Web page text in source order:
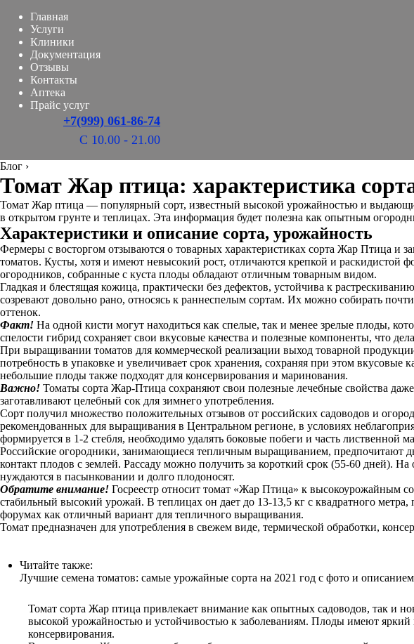
Главная
Услуги
Клиники
Документация
Отзывы
Контакты
Аптека
Прайс услуг
+7(999) 061-86-74
С 10.00 - 21.00
Блог ›
Томат Жар птица: характеристика
Томат Жар птица — популярный сорт, известный высокой урожайностью и
в открытом грунте и теплицах. Эта информация будет полезна как опытным
Характеристики и описание сорта, урожайность
Фермеры с восторгом отзываются о товарных характеристиках сорта Жар Птица и
томатов. Кусты, хотя и имеют невысокий рост, отличаются крепкой и
огородников, собранные с куста плоды обладают отличным товарным видом.
Гладкая и блестящая кожица, практически без дефектов, устойчива к
созревают довольно рано, относясь к раннеспелым сортам. Их можно собирать
оттенок.
Факт! На одной кисти могут находиться как спелые, так и менее зрелые плоды,
спелости гибрид сохраняет свои вкусовые качества и полезные компоненты, что
При выращивании томатов для коммерческой реализации выход товарной
потребность в упаковке и увеличивает срок хранения, сохраняя при этом
небольшие плоды также подходят для консервирования и маринования.
Важно! Томаты сорта Жар-Птица сохраняют свои полезные лечебные свойства
заготавливают целебный сок для зимнего употребления.
Сорт получил множество положительных отзывов от российских садоводов и
рекомендованных для выращивания в Центральном регионе, в условиях
формируется в 1-2 стебля, необходимо удалять боковые побеги и часть лиственной
Российские огородники, занимающиеся тепличным выращиванием, предпочитают
контакт плодов с землей. Рассаду можно получить за короткий срок (55-60 дней).
нуждаются в пасынковании и долго плодоносят.
Обратите внимание! Госреестр относит томат «Жар Птица» к высокоурожайным
стабильный высокий урожай. В теплицах он дает до 13-13,5 кг с квадратного
форумах как отличный вариант для тепличного выращивания.
Томат предназначен для употребления в свежем виде, термической обработки,
Читайте также:
Лучшие семена томатов: самые урожайные сорта на 2021 год с фото и описанием
Томат сорта Жар птица привлекает внимание как опытных садоводов, так и
высокой урожайностью и устойчивостью к заболеваниям. Плоды имеют яркий
консервирования.